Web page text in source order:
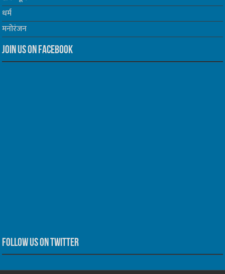
धर्म
मनोरंजन
Join us on Facebook
Follow us on Twitter